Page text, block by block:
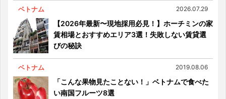
ベトナム 2026.07.29
【2026年最新〜現地採用必見！】ホーチミンの家
賃相場とおすすめエリア3選！失敗しない賃貸選
びの秘訣
ベトナム 2019.08.06
「こんな果物見たことない！」ベトナムで食べた
い南国フルーツ8選